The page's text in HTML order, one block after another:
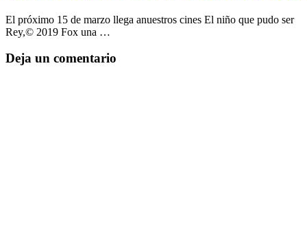
El próximo 15 de marzo llega anuestros cines El niño que pudo ser
Rey,© 2019 Fox una …
Deja un comentario